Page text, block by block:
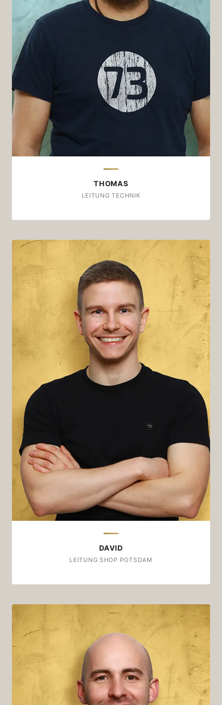
THOMAS
LEITUNG TECHNIK
My favourite shot:
Orlando Superextra; 70/30 (Ostuni/Puglia)
Zu welcher Gelegenheit?
Direkt zum Tagesstart. Ganz wichtig.
Wäre dieser Kaffee ein Stück Musik…
…dann wäre er „Summer“ von den Beatsteaks.
DAVID
LEITUNG SHOP POTSDAM
David
My favourite shot:
Pedron Extra; 50/50 (Padua, Veneto)
Zu welcher Gelegenheit?
Wäre dieser Kaffee ein Stück Musik…
...dann wäre er „Alles was ich hab“ von Fynn
Kliemann.